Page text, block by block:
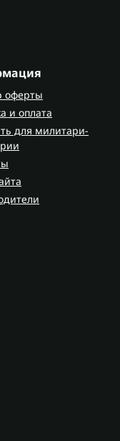
оферты
и оплата
для милитари-